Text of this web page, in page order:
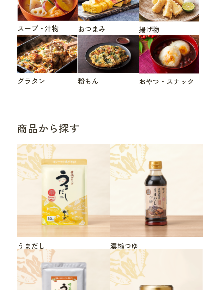
スープ・汁物 おつまみ 揚げ物
グラタン 粉もん おやつ・スナック
商品から探す
うまだし 濃縮つゆ